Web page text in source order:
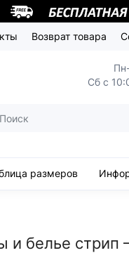
Возврат товара
Сб с
размеров
и белье стрип